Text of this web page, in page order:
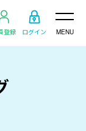
登録 ログイン MENU